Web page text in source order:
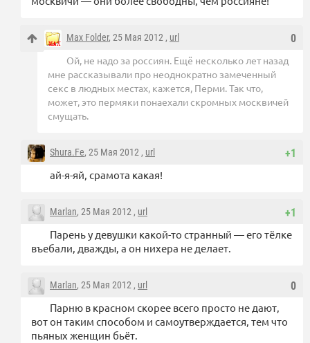
0
Max Folder, 25 Мая 2012 , url
Ой, не надо за россиян. Ещё несколько лет назад
мне рассказывали про неоднократно замеченный
секс в людных местах, кажется, Перми. Так что,
может, это пермяки понаехали скромных москвичей
смущать.
+1
Shura.Fe, 25 Мая 2012 , url
ай-я-яй, срамота какая!
+1
Marlan, 25 Мая 2012 , url
Парень у девушки какой-то странный — его тёлке
въебали, дважды, а он нихера не делает.
0
Marlan, 25 Мая 2012 , url
Парню в красном скорее всего просто не дают,
вот он таким способом и самоутверждается, тем что
пьяных женщин бьёт.